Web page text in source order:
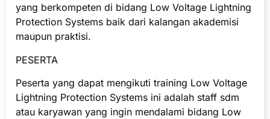
yang berkompeten di bidang Low Voltage Lightning
Protection Systems baik dari kalangan akademisi
maupun praktisi.
PESERTA
Peserta yang dapat mengikuti training Low Voltage
Lightning Protection Systems ini adalah staff sdm
atau karyawan yang ingin mendalami bidang Low